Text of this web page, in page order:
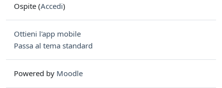
Ospite (Accedi)
Ottieni l'app mobile
Passa al tema standard
Powered by Moodle